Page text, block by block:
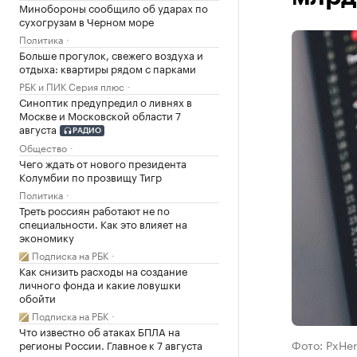
Минобороны сообщило об ударах по
сухогрузам в Черном море
Политика
Больше прогулок, свежего воздуха и
отдыха: квартиры рядом с парками
РБК и ПИК Серия плюс
Синоптик предупредил о ливнях в
Москве и Московской области 7
августа
РАДИО
Общество
Чего ждать от нового президента
Колумбии по прозвищу Тигр
Политика
Треть россиян работают не по
специальности. Как это влияет на
экономику
Подписка на РБК
Как снизить расходы на создание
личного фонда и какие ловушки
обойти
Подписка на РБК
Что известно об атаках БПЛА на
регионы России. Главное к 7 августа
Фото: